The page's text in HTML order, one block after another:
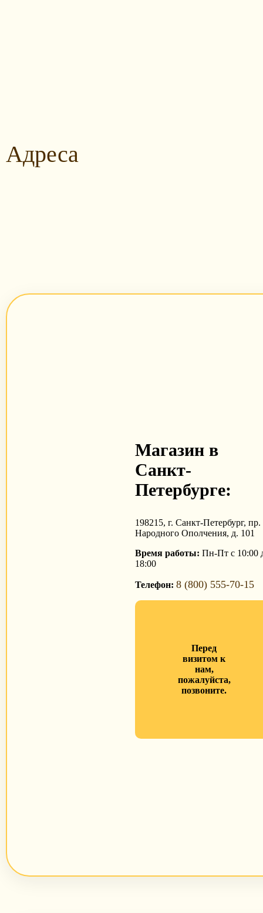
Адреса
Магазин в
Санкт-
Петербурге:
198215, г. Санкт-Петербург, пр.
Народного Ополчения, д. 101
Время работы: Пн-Пт с 10:00
18:00
Телефон: 8 (800) 555-70-15
Перед
визитом к
нам,
пожалуйста,
позвоните.